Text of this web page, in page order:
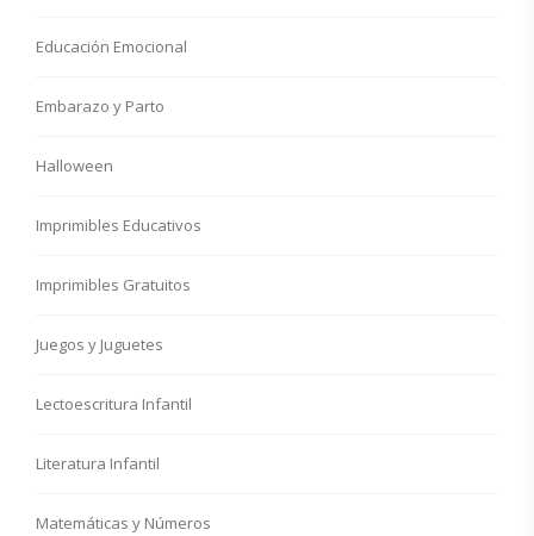
Educación Emocional
Embarazo y Parto
Halloween
Imprimibles Educativos
Imprimibles Gratuitos
Juegos y Juguetes
Lectoescritura Infantil
Literatura Infantil
Matemáticas y Números